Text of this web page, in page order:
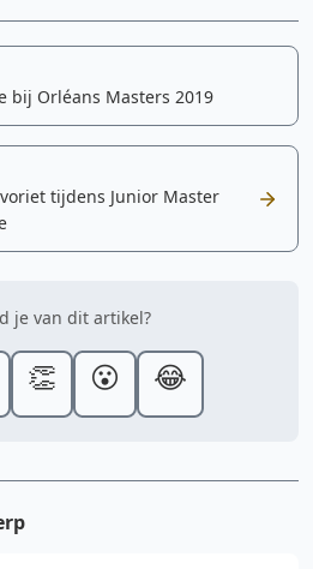
bij Orléans Masters 2019
tijdens Junior Master
je van dit artikel?
👏 😮 😂